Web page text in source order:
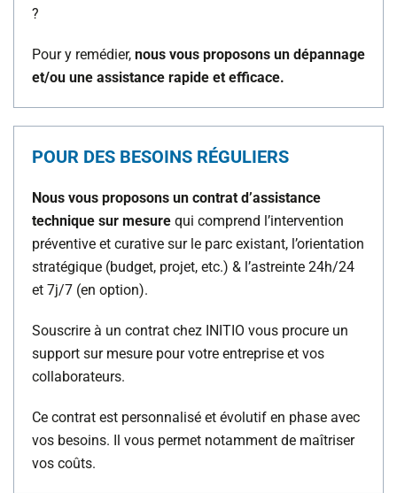
?
Pour y remédier, nous vous proposons un dépannage
et/ou une assistance rapide et efficace.
POUR DES BESOINS RÉGULIERS
Nous vous proposons un contrat d’assistance
technique sur mesure qui comprend l’intervention
préventive et curative sur le parc existant, l’orientation
stratégique (budget, projet, etc.) & l’astreinte 24h/24
et 7j/7 (en option).
Souscrire à un contrat chez INITIO vous procure un
support sur mesure pour votre entreprise et vos
collaborateurs.
Ce contrat est personnalisé et évolutif en phase avec
vos besoins. Il vous permet notamment de maîtriser
vos coûts.